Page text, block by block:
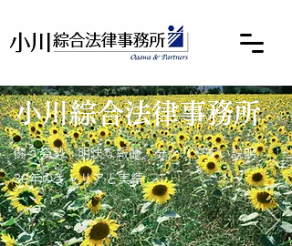
小川綜合法律事務所
闘う姿勢、明快な報酬、分かりやすい説明
30年のキャリアと実績